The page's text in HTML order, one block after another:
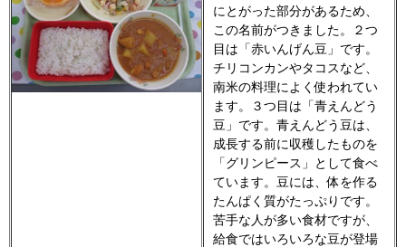
にとがった部分があるため、
この名前がつきました。２つ
目は「赤いんげん豆」です。
チリコンカンやタコスなど、
南米の料理によく使われてい
ます。３つ目は「青えんどう
豆」です。青えんどう豆は、
成長する前に収穫したものを
「グリンピース」として食べ
ています。豆には、体を作る
たんぱく質がたっぷりです。
苦手な人が多い食材ですが、
給食ではいろいろな豆が登場